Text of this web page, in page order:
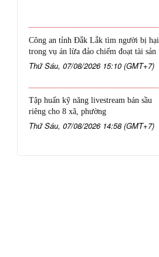
Công an tỉnh Đắk Lắk tìm người bị hại
trong vụ án lừa đảo chiếm đoạt tài sản
Thứ Sáu, 07/08/2026 15:10 (GMT+7)
Tập huấn kỹ năng livestream bán sầu
riêng cho 8 xã, phường
Thứ Sáu, 07/08/2026 14:58 (GMT+7)